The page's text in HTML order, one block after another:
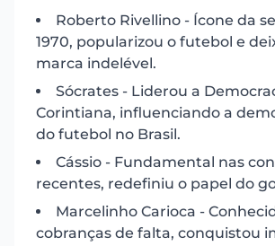
Roberto Rivellino - Ícone da
1970, popularizou o futebol e
marca indelével.
Sócrates - Liderou a
Corintiana, influenciando a
do futebol no Brasil.
Cássio - Fundamental nas
recentes, redefiniu o papel do
Marcelinho Carioca -
cobranças de falta, conquistou